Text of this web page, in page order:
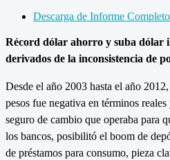
Descarga de Informe Completo
Récord dólar ahorro y suba dólar
derivados de la inconsistencia de
Desde el año 2003 hasta el año
pesos fue negativa en términos
seguro de cambio que operaba para
los bancos, posibilitó el boom de
de préstamos para consumo, pieza